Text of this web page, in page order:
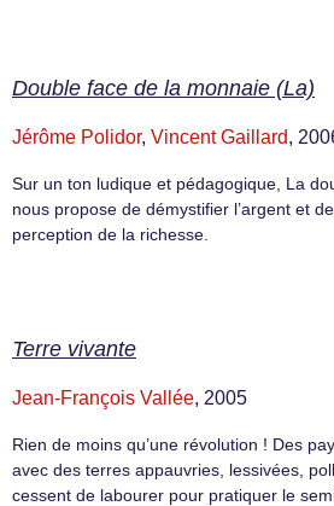
Double face de la monnaie (La)
Jérôme Polidor, Vincent Gaillard,
Sur un ton ludique et pédagogique, La
nous propose de démystifier l’argent et
perception de la richesse.
Terre vivante
Jean-François Vallée, 2005
Rien de moins qu’une révolution ! Des
avec des terres appauvries, lessivées,
cessent de labourer pour pratiquer le